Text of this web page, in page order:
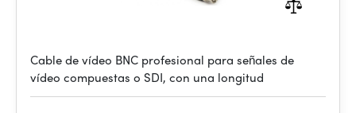
Cable de vídeo BNC profesional para señales de
vídeo compuestas o SDI, con una longitud